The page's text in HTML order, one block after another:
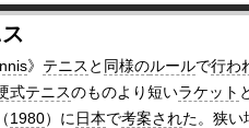
》 テニス と 同様のルールで行わ
式テニスのものより短いラケット
（1980）に 日本で考案された。狭い